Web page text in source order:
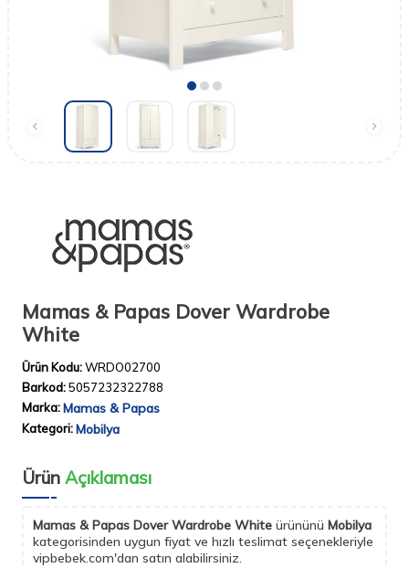
Mamas & Papas Dover Wardrobe
White
Ürün Kodu:WRDO02700
Barkod:5057232322788
Marka:Mamas & Papas
Kategori:Mobilya
Ürün Açıklaması
Mamas & Papas Dover Wardrobe White ürününü Mobilya
kategorisinden uygun fiyat ve hızlı teslimat seçenekleriyle
vipbebek.com'dan satın alabilirsiniz.